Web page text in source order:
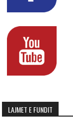
LAJMET E FUNDIT